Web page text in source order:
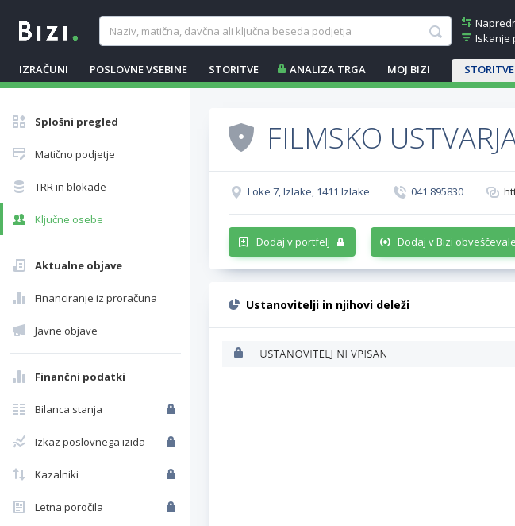
Iskanje
IZRAČUNI POSLOVNE VSEBINE STORITVE ANALIZA TRGA MOJ BIZI
Splošni pregled
Matično podjetje
TRR in blokade
Ključne osebe
Aktualne objave
Financiranje iz proračuna
Javne objave
Finančni podatki
Bilanca stanja
Izkaz poslovnega izida
Kazalniki
Letna poročila
FILMSKO
Loke 7, Izlake, 1411 Izlake 041 895830
Dodaj v portfelj Dodaj v Bizi
Ustanovitelji in njihovi deleži